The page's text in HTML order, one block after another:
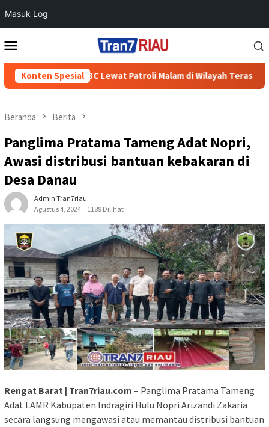
Masuk Log
ke
Mobile
Konten Spesial
Cegah 3C Lewat Patroli Malam di Wilayah Teras
Beranda Berita
Panglima Pratama Tameng Adat Nopri,
Awasi distribusi bantuan kebakaran di
Desa Danau
Admin Tran7riau
Agustus 4, 2024
1189 Dilihat
Rengat Barat | Tran7riau.com – Panglima Pratama Tameng
Adat LAMR Kabupaten Indragiri Hulu Nopri Arizandi Zakaria
secara langsung mengawasi atau memantau distribusi bantuan